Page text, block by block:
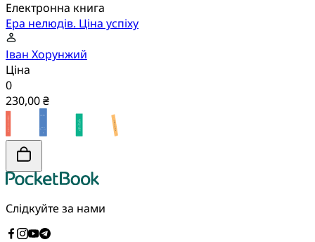
Електронна книга
Ера нелюдів. Ціна успіху
Іван Хорунжий
Ціна
0
230,00 ₴
Слідкуйте за нами